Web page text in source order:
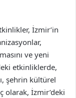
İzmir’in
ve yeni
etkinliklerde,
şehrin kültürel
olarak, İzmir’deki